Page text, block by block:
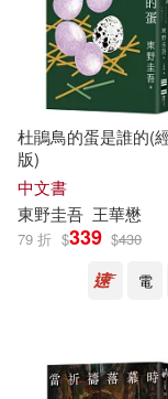
杜鵑鳥的蛋是誰的(
版)
中文書
東野圭吾 王華懋
79 折 $339 $430
電